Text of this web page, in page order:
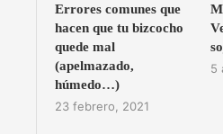
Errores comunes que
hacen que tu bizcocho
quede mal
(apelmazado,
húmedo…)
23 febrero, 2021
5